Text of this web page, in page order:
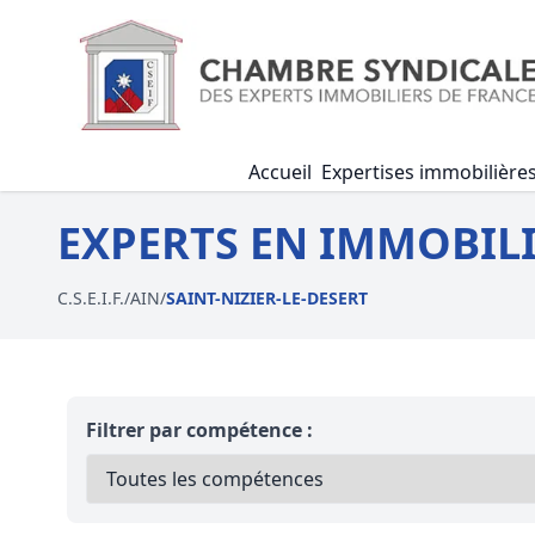
Accueil Expertises immobilières
EXPERTS EN
C.S.E.I.F./AIN/SAINT-NIZIER-LE-DESERT
Filtrer par compétence :